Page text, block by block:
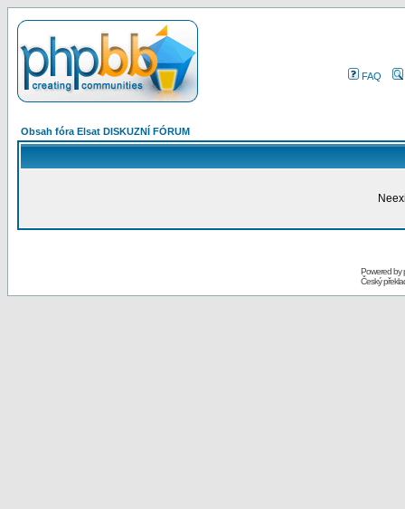
FAQ
Obsah fóra Elsat DISKUZNÍ FÓRUM
Powered by
Český